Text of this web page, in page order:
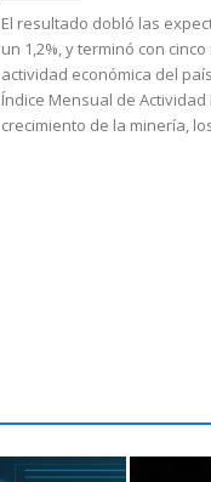
El resultado dobló las
un 1,2%, y terminó con
actividad económica del
Índice Mensual de
crecimiento de la minería,